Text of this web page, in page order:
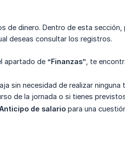
de dinero. Dentro de esta
deseas consultar los registros.
apartado de “Finanzas” , te
sin necesidad de realizar ninguna
de la jornada o si tienes
de salario para una